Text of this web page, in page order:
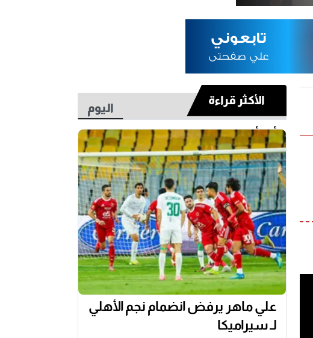
الأكثر قراءة
اليوم
أخر أسبوع
علي ماهر يرفض انضمام نجم الأهلي
لـ سيراميكا